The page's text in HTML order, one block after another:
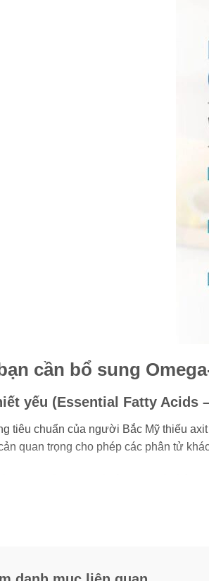
cần bổ sung
yếu (Essential Fatty Acids
tiêu chuẩn của người Bắc Mỹ thiếu
quan trọng cho phép các phân tử